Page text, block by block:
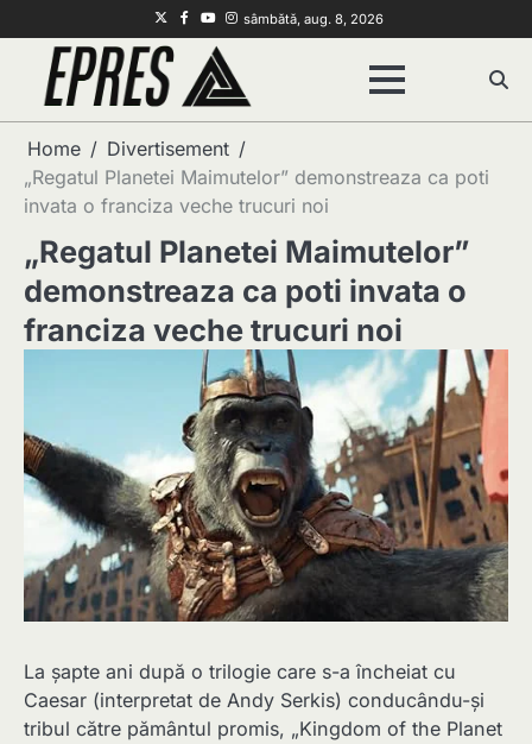
to
content
TwitterFacebook
Youtube
Instagram
sâmbătă, aug. 8, 2026
Home
Divertisement
„Regatul Planetei Maimutelor” demonstreaza ca poti
invata o franciza veche trucuri noi
„Regatul Planetei Maimutelor”
demonstreaza ca poti invata o
franciza veche trucuri noi
La șapte ani după o trilogie care s-a încheiat cu
Caesar (interpretat de Andy Serkis) conducându-și
tribul către pământul promis, „Kingdom of the Planet